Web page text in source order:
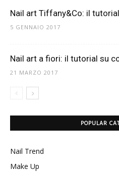
Nail art Tiffany&Co: il
5 GENNAIO 2017
Nail art a fiori: il tutorial su
21 MARZO 2017
POPULAR
Nail Trend
Make Up